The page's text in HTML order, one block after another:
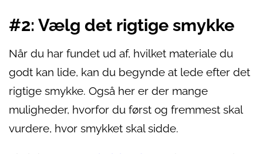
#2: Vælg det rigtige smykke
Når du har fundet ud af, hvilket materiale du
godt kan lide, kan du begynde at lede efter det
rigtige smykke. Også her er der mange
muligheder, hvorfor du først og fremmest skal
vurdere, hvor smykket skal sidde.